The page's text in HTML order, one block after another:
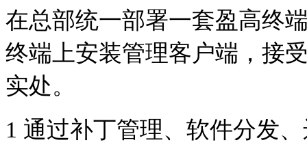
在总部统一部署一套盈高终
终端上安装管理客户端，接
实处。
1 通过补丁管理、软件分发